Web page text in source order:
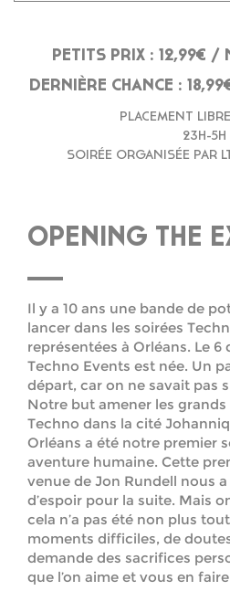
PETITS PRIX : 12,99€ /
DERNIÈRE CHANCE :
PLACEMENT
23H-5H
SOIRÉE ORGANISÉE PAR
OPENING THE
Il y a 10 ans une bande de
lancer dans les soirées
représentées à Orléans. Le 6
Techno Events est née. Un
départ, car on ne savait pas
Notre but amener les
Techno dans la cité
Orléans a été notre premier
aventure humaine. Cette
venue de Jon Rundell nous
d’espoir pour la suite. Mais
cela n’a pas été non plus
moments difficiles, de
demande des sacrifices
que l’on aime et vous en